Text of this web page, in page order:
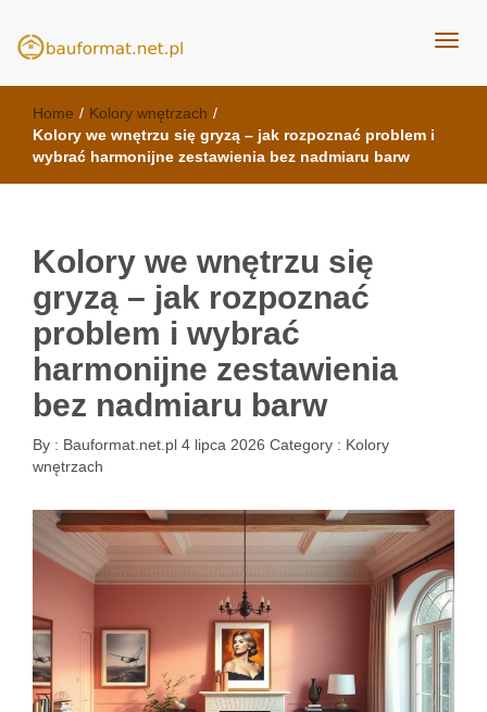
meble kuchenne Bauformat
Home / Kolory wnętrzach /
Kolory we wnętrzu się gryzą – jak rozpoznać problem i
wybrać harmonijne zestawienia bez nadmiaru barw
Kolory we wnętrzu się
gryzą – jak rozpoznać
problem i wybrać
harmonijne zestawienia
bez nadmiaru barw
By : Bauformat.net.pl 4 lipca 2026 Category : Kolory
wnętrzach